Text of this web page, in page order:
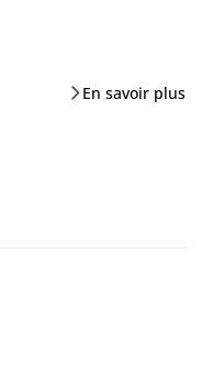
En savoir plus